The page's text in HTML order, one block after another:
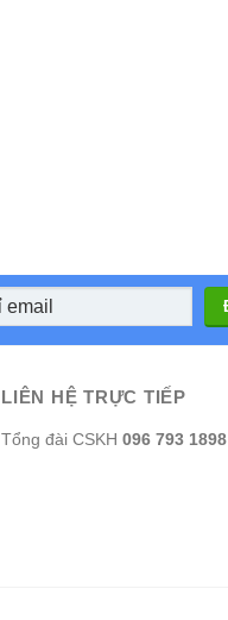
LIÊN HỆ TRỰC TIẾP
Tổng đài CSKH 096 793 1898